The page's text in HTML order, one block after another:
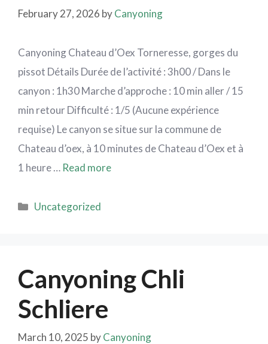
February 27, 2026 byCanyoning
Canyoning Chateau d’Oex Torneresse, gorges du
pissot Détails Durée de l’activité : 3h00 / Dans le
canyon : 1h30 Marche d’approche : 10 min aller / 15
min retour Difficulté : 1/5 (Aucune expérience
requise) Le canyon se situe sur la commune de
Chateau d’oex, à 10 minutes de Chateau d’Oex et à
1 heure … Read more
Uncategorized
Canyoning Chli
Schliere
March 10, 2025 byCanyoning